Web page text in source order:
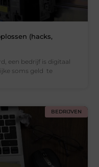
(hacks,
een bedrijf is digitaal
soms geld te
BEDRIJVEN